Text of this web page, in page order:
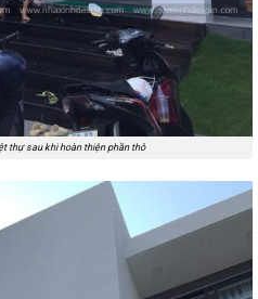
thự sau khi hoàn thiện phần thô